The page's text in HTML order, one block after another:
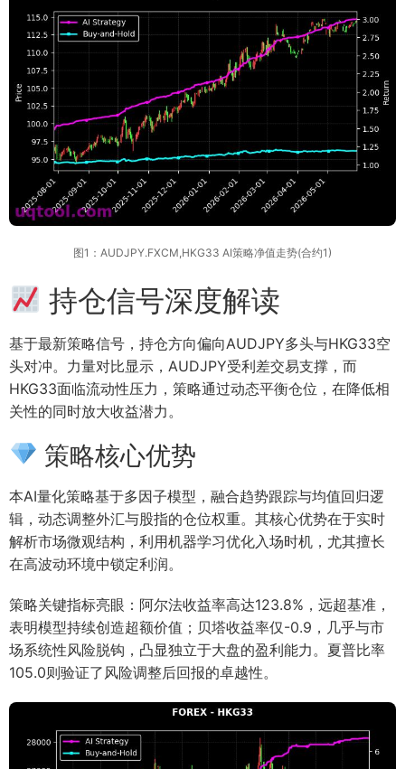
图1：AUDJPY.FXCM,HKG33 AI策略净值走势(合约1)
持仓信号深度解读
基于最新策略信号，持仓方向偏向AUDJPY多头与HKG33空
头对冲。力量对比显示，AUDJPY受利差交易支撑，而
HKG33面临流动性压力，策略通过动态平衡仓位，在降低相
关性的同时放大收益潜力。
策略核心优势
本AI量化策略基于多因子模型，融合趋势跟踪与均值回归逻
辑，动态调整外汇与股指的仓位权重。其核心优势在于实时
解析市场微观结构，利用机器学习优化入场时机，尤其擅长
在高波动环境中锁定利润。
策略关键指标亮眼：阿尔法收益率高达123.8%，远超基准，
表明模型持续创造超额价值；贝塔收益率仅-0.9，几乎与市
场系统性风险脱钩，凸显独立于大盘的盈利能力。夏普比率
105.0则验证了风险调整后回报的卓越性。